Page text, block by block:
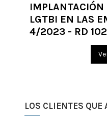
IMPLANTACIÓN
LGTBI EN LAS
4/2023 - RD
LOS CLIENTES